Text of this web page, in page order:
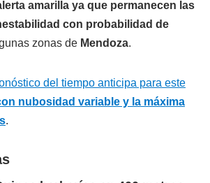
amarilla ya que permanecen las
con probabilidad de
zonas de Mendoza.
del tiempo anticipa para este
nubosidad variable y la máxima
.